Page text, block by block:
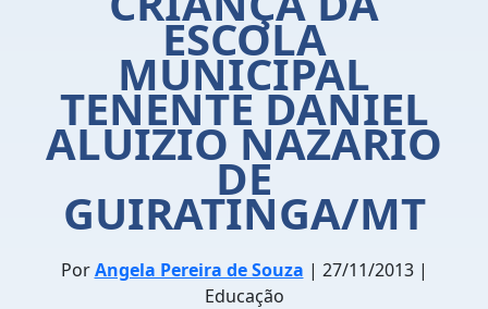
ESCOLA
MUNICIPAL
TENENTE DANIEL
ALUIZIO NAZARIO
DE
GUIRATINGA/MT
PorAngela Pereira de Souza | 27/11/2013 |
Educação